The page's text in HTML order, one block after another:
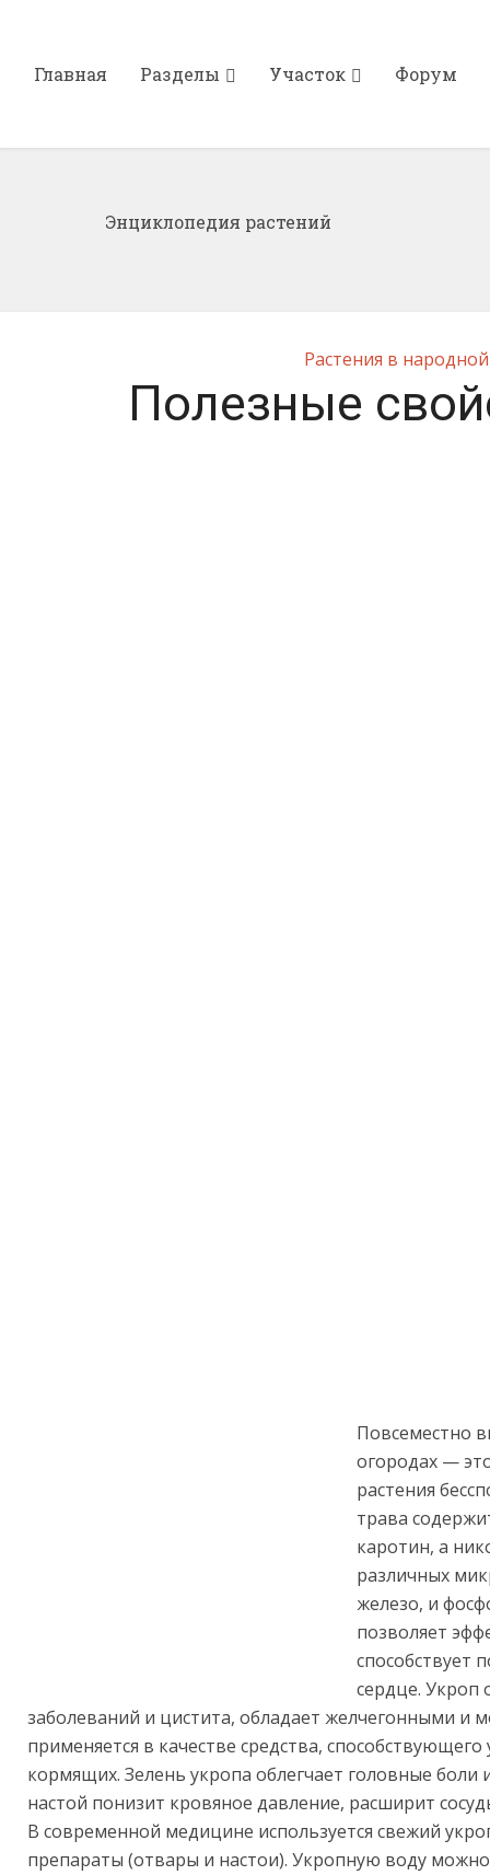
Главная Разделы Участок Форум
Энциклопедия растений
Растения в
Полезные
Повсеместно
огородах —
растения
трава
каротин, а
различных
железо, и
позволяет
способствует
сердце. Укроп
заболеваний и цистита, обладает желчегонными и
применяется в качестве средства,
кормящих. Зелень укропа облегчает головные
настой понизит кровяное давление, расширит
В современной медицине используется свежий
препараты (отвары и настои). Укропную воду можно